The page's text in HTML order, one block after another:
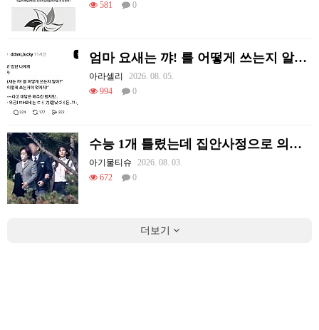
581 0
엄마 요새는 꺄! 를 어떻게 쓰는지 알아?
아라셀리
2026. 08. 05.
994
0
수능 1개 틀렸는데 집안사정으로 의대를 못감
아기물티슈
2026. 08. 03.
672
0
더보기